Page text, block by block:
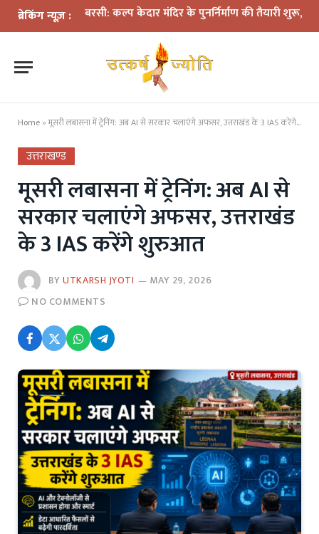
ब्रेकिंग न्यूज़ :
पहली बरसी: कल्प केदार मंदिर के पुनर्निर्माण की तैयारी शुरू, प्रभावितों के
Home »मूसरी लबासना में ट्रेनिंग: अब AI से सरकार चलाएंगे अफसर, उत्तराखंड के 3 IAS करेंगे शुरुआत
उत्तराखण्ड
मूसरी लबासना में ट्रेनिंग: अब AI से
सरकार चलाएंगे अफसर, उत्तराखंड
के 3 IAS करेंगे शुरुआत
BYUTKARSH JYOTI
MAY 29, 2026
NO COMMENTS